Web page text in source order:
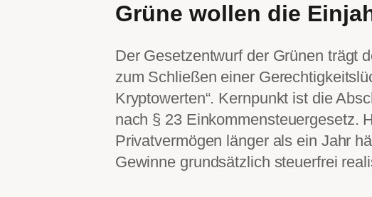
Grüne wollen die
Der Gesetzentwurf der Grünen trägt
zum Schließen einer
Kryptowerten“. Kernpunkt ist die
nach § 23 Einkommensteuergesetz.
Privatvermögen länger als ein Jahr
Gewinne grundsätzlich steuerfrei